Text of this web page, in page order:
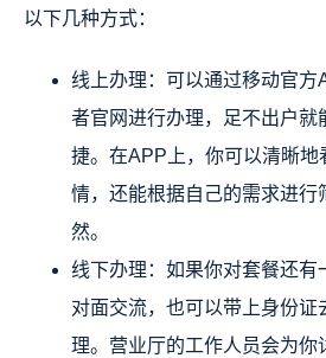
以下几种方式：
线上办理：可以通过移动官方
者官网进行办理，足不出户就
捷。在APP上，你可以清晰地
情，还能根据自己的需求进行
然。
线下办理：如果你对套餐还有
对面交流，也可以带上身份证
理。营业厅的工作人员会为你